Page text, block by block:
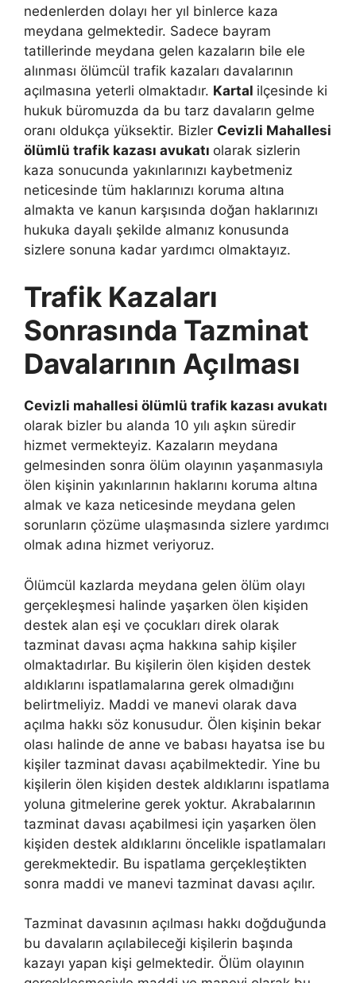
nedenlerden dolayı her yıl binlerce kaza
meydana gelmektedir. Sadece bayram
tatillerinde meydana gelen kazaların bile ele
alınması ölümcül trafik kazaları davalarının
açılmasına yeterli olmaktadır. Kartal ilçesinde ki
hukuk büromuzda da bu tarz davaların gelme
oranı oldukça yüksektir. Bizler Cevizli Mahallesi
ölümlü trafik kazası avukatı olarak sizlerin
kaza sonucunda yakınlarınızı kaybetmeniz
neticesinde tüm haklarınızı koruma altına
almakta ve kanun karşısında doğan haklarınızı
hukuka dayalı şekilde almanız konusunda
sizlere sonuna kadar yardımcı olmaktayız.
Trafik Kazaları
Sonrasında Tazminat
Davalarının Açılması
Cevizli mahallesi ölümlü trafik kazası avukatı
olarak bizler bu alanda 10 yılı aşkın süredir
hizmet vermekteyiz. Kazaların meydana
gelmesinden sonra ölüm olayının yaşanmasıyla
ölen kişinin yakınlarının haklarını koruma altına
almak ve kaza neticesinde meydana gelen
sorunların çözüme ulaşmasında sizlere yardımcı
olmak adına hizmet veriyoruz.
Ölümcül kazlarda meydana gelen ölüm olayı
gerçekleşmesi halinde yaşarken ölen kişiden
destek alan eşi ve çocukları direk olarak
tazminat davası açma hakkına sahip kişiler
olmaktadırlar. Bu kişilerin ölen kişiden destek
aldıklarını ispatlamalarına gerek olmadığını
belirtmeliyiz. Maddi ve manevi olarak dava
açılma hakkı söz konusudur. Ölen kişinin bekar
olası halinde de anne ve babası hayatsa ise bu
kişiler tazminat davası açabilmektedir. Yine bu
kişilerin ölen kişiden destek aldıklarını ispatlama
yoluna gitmelerine gerek yoktur. Akrabalarının
tazminat davası açabilmesi için yaşarken ölen
kişiden destek aldıklarını öncelikle ispatlamaları
gerekmektedir. Bu ispatlama gerçekleştikten
sonra maddi ve manevi tazminat davası açılır.
Tazminat davasının açılması hakkı doğduğunda
bu davaların açılabileceği kişilerin başında
kazayı yapan kişi gelmektedir. Ölüm olayının